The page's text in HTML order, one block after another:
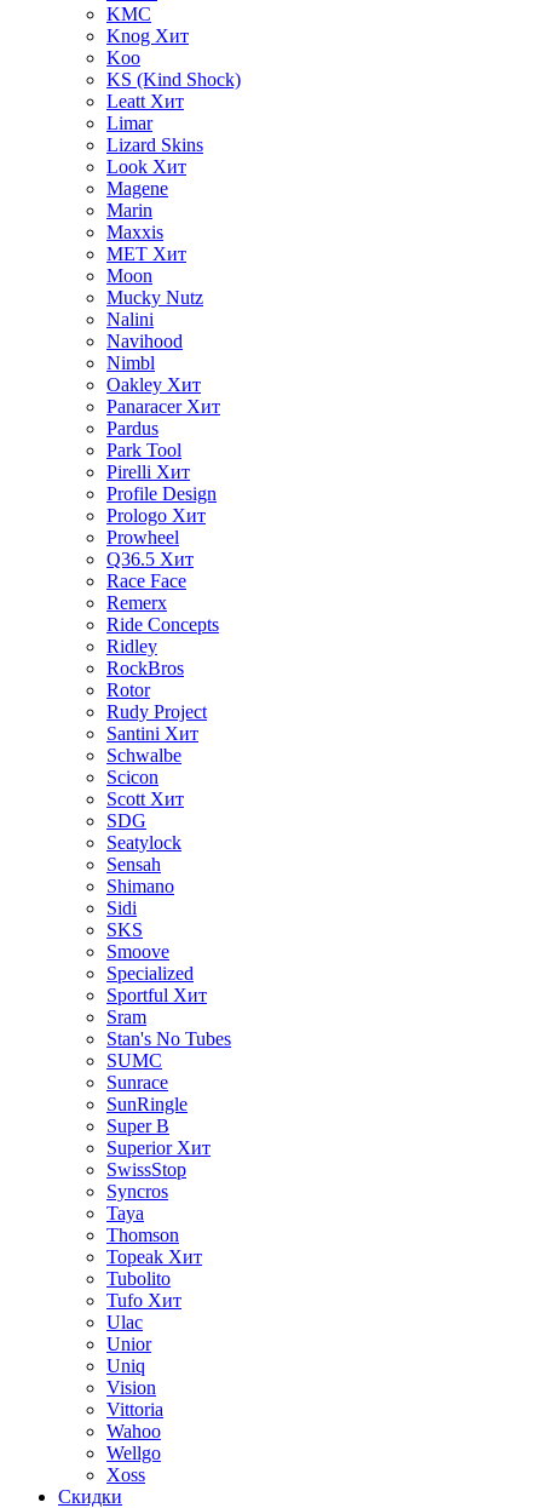
KMC
Knog Хит
Koo
KS (Kind Shock)
Leatt Хит
Limar
Lizard Skins
Look Хит
Magene
Marin
Maxxis
MET Хит
Moon
Mucky Nutz
Nalini
Navihood
Nimbl
Oakley Хит
Panaracer Хит
Pardus
Park Tool
Pirelli Хит
Profile Design
Prologo Хит
Prowheel
Q36.5 Хит
Race Face
Remerx
Ride Concepts
Ridley
RockBros
Rotor
Rudy Project
Santini Хит
Schwalbe
Scicon
Scott Хит
SDG
Seatylock
Sensah
Shimano
Sidi
SKS
Smoove
Specialized
Sportful Хит
Sram
Stan's No Tubes
SUMC
Sunrace
SunRingle
Super B
Superior Хит
SwissStop
Syncros
Taya
Thomson
Topeak Хит
Tubolito
Tufo Хит
Ulac
Unior
Uniq
Vision
Vittoria
Wahoo
Wellgo
Xoss
Скидки